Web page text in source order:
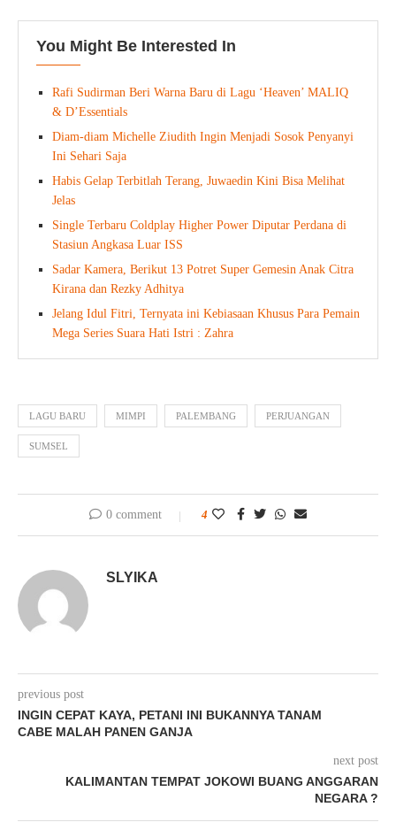
You Might Be Interested In
Rafi Sudirman Beri Warna Baru di Lagu ‘Heaven’ MALIQ
& D’Essentials
Diam-diam Michelle Ziudith Ingin Menjadi Sosok Penyanyi
Ini Sehari Saja
Habis Gelap Terbitlah Terang, Juwaedin Kini Bisa Melihat
Jelas
Single Terbaru Coldplay Higher Power Diputar Perdana di
Stasiun Angkasa Luar ISS
Sadar Kamera, Berikut 13 Potret Super Gemesin Anak Citra
Kirana dan Rezky Adhitya
Jelang Idul Fitri, Ternyata ini Kebiasaan Khusus Para Pemain
Mega Series Suara Hati Istri : Zahra
LAGU BARU MIMPI PALEMBANG PERJUANGAN
SUMSEL
0 comment 4
SLYIKA
previous post
INGIN CEPAT KAYA, PETANI INI BUKANNYA TANAM
CABE MALAH PANEN GANJA
next post
KALIMANTAN TEMPAT JOKOWI BUANG ANGGARAN
NEGARA ?